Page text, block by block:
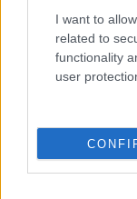
I want to
related to
functionality
user
Εδώ μπορείτε
συναρπαστικού